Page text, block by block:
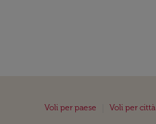
Voli per paese Voli per città